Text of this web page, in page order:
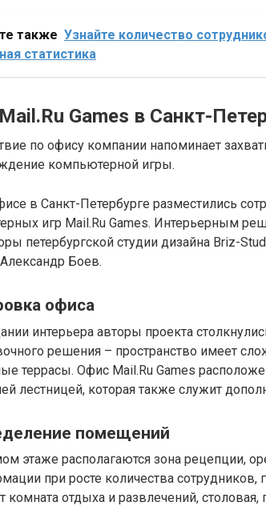
также Узнайте количество
статистика
Games в Санкт-
по офису компании напоминает
компьютерной игры.
в Санкт-Петербурге разместились
игр Mail.Ru Games. Интерьерным
петербургской студии дизайна Briz-
Боев.
офиса
интерьера авторы проекта
решения – пространство имеет
террасы. Офис Mail.Ru Games
лестницей, которая также служит
помещений
этаже располагаются зона рецепции,
при росте количества
комната отдыха и развлечений,